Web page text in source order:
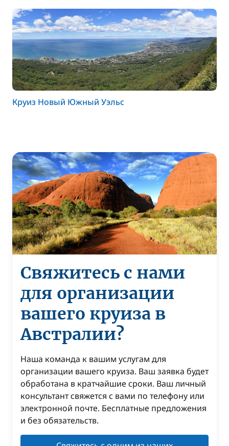
Круиз Новый Южный Уэльс
Свяжитесь с нами
для организации
вашего круиза в
Австралии?
Наша команда к вашим услугам для
организации вашего круиза. Ваш заявка будет
обработана в кратчайшие сроки. Ваш личный
консультант свяжется с вами по телефону или
электронной почте. Бесплатные предложения
и без обязательств.